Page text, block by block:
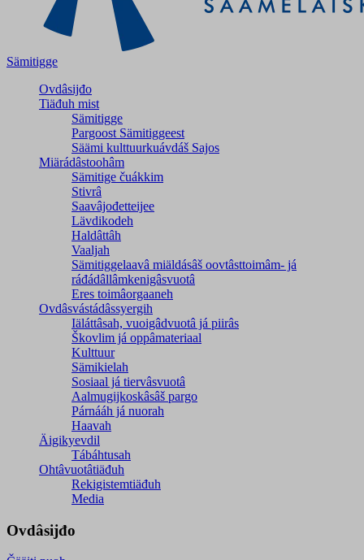
Sämitigge
Ovdâsijđo
Tiäđuh mist
Sämitigge
Pargoost Sämitiggeest
Säämi kulttuurkuávdáš Sajos
Miärádâstoohâm
Sämitige čuákkim
Stivrâ
Saavâjođetteijee
Lävdikodeh
Haldâttâh
Vaaljah
Sämitiggelaavâ miäldásâš oovtâsttoimâm- já
ráđádâllâmkenigâsvuotâ
Eres toimâorgaaneh
Ovdâsvástádâssyergih
Iäláttâsah, vuoigâdvuotâ já piirâs
Škovlim já oppâmateriaal
Kulttuur
Sämikielah
Sosiaal já tiervâsvuotâ
Aalmugijkoskâsâš pargo
Párnááh já nuorah
Haavah
Äigikyevdil
Tábáhtusah
Ohtâvuotâtiäđuh
Rekigistemtiäđuh
Media
Ovdâsijđo